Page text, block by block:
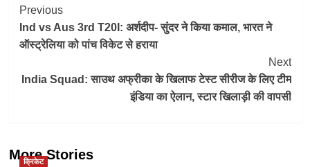
Post
Navigation
Previous
Ind vs Aus 3rd T20I: अर्शदीप- सुंदर ने किया कमाल, भारत ने
ऑस्ट्रेलिया को पांच विकेट से हराया
Next
India Squad: साउथ अफ्रीका के खिलाफ टेस्ट सीरीज के लिए टीम
इंडिया का ऐलान, स्टार खिलाड़ी की वापसी
More Stories
क्रिकेट